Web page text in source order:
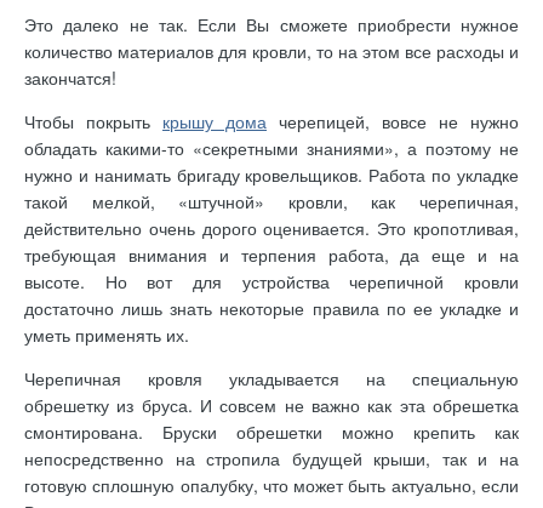
Это далеко не так. Если Вы сможете приобрести нужное
количество материалов для кровли, то на этом все расходы и
закончатся!
Чтобы покрыть крышу дома черепицей, вовсе не нужно
обладать какими-то «секретными знаниями», а поэтому не
нужно и нанимать бригаду кровельщиков. Работа по укладке
такой мелкой, «штучной» кровли, как черепичная,
действительно очень дорого оценивается. Это кропотливая,
требующая внимания и терпения работа, да еще и на
высоте. Но вот для устройства черепичной кровли
достаточно лишь знать некоторые правила по ее укладке и
уметь применять их.
Черепичная кровля укладывается на специальную
обрешетку из бруса. И совсем не важно как эта обрешетка
смонтирована. Бруски обрешетки можно крепить как
непосредственно на стропила будущей крыши, так и на
готовую сплошную опалубку, что может быть актуально, если